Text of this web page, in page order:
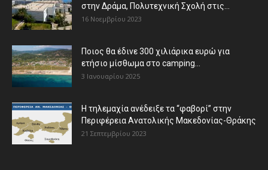
στην Δράμα, Πολυτεχνική Σχολή στις...
16 Νοεμβρίου 2023
Ποιος θα έδινε 300 χιλιάρικα ευρώ για
ετήσιο μίσθωμα στο camping...
3 Ιανουαρίου 2025
Η τηλεμαχία ανέδειξε τα “φαβορί” στην
Περιφέρεια Ανατολικής Μακεδονίας-Θράκης
21 Σεπτεμβρίου 2023